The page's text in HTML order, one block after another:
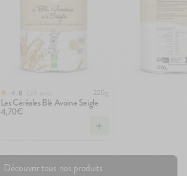
4.8 220g
Les Céréales Blé Avoine Seigle
4,70€
Découvrir tous nos produits